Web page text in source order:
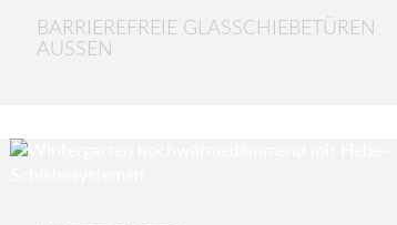
BARRIEREFREIE GLASSCHIEBETÜREN
AUSSEN